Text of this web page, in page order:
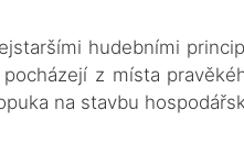
hudebními
z místa
na stavbu